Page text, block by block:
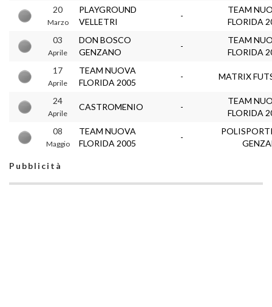
20
Marzo
PLAYGROUND
VELLETRI
-
TEAM
FLORIDA
03
Aprile
DON BOSCO
GENZANO
-
TEAM
FLORIDA
17
Aprile
TEAM NUOVA
FLORIDA 2005
- MATRIX
24
Aprile
CASTROMENIO -
TEAM
FLORIDA
08
Maggio
TEAM NUOVA
FLORIDA 2005
-
Pubblicità